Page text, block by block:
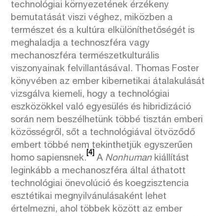
technológiai környezetének érzékeny
bemutatását viszi véghez, miközben a
természet és a kultúra elkülöníthetőségét is
meghaladja a technoszféra vagy
mechanoszféra természetkulturális
viszonyainak felvillantásával. Thomas Foster
könyvében az ember kibernetikai átalakulását
vizsgálva kiemeli, hogy a technológiai
eszközökkel való egyesülés és hibridizáció
során nem beszélhetünk többé tisztán emberi
közösségről, sőt a technológiával ötvöződő
embert többé nem tekinthetjük egyszerűen
homo sapiensnek.
[4]
A Nonhuman kiállítást
leginkább a mechanoszféra által áthatott
technológiai önevolúció és koegzisztencia
esztétikai megnyilvánulásaként lehet
értelmezni, ahol többek között az ember